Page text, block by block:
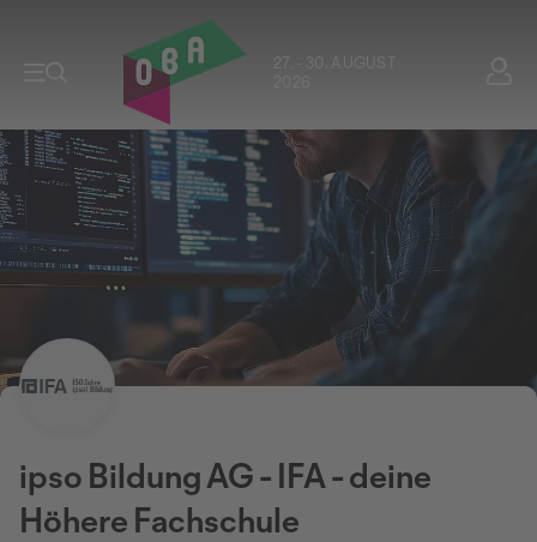
27. - 30. AUGUST
ipso Bildung AG - IFA - deine
Höhere Fachschule